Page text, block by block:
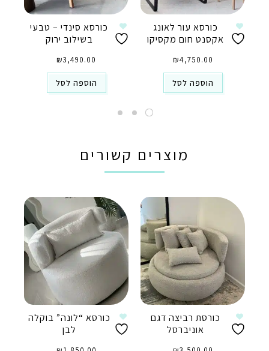
כורסא עור לאונג
אקסנט חום מקסיקו
₪4,750.00
הוספה לסל
כורסא סינדי – טבעי
בשילוב ירוק
₪3,490.00
הוספה לסל
מוצרים קשורים
כורסת רביצה דגם
אוניברסל
כורסא “לונה” בוקלה
לבן